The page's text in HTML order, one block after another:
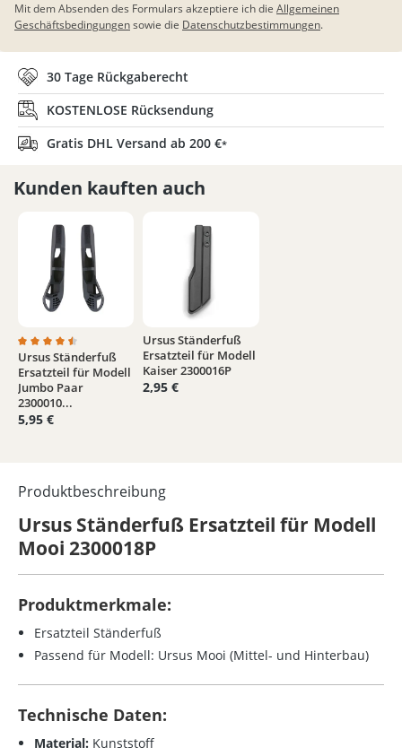
Mit dem Absenden des Formulars akzeptiere ich die Allgemeinen
Geschäftsbedingungensowie die Datenschutzbestimmungen.
30 Tage Rückgaberecht
KOSTENLOSE Rücksendung
Gratis DHL Versand ab 200 €*
Kunden kauften auch
Durchschnittliche Bewertung von 4.5 von 5 Sternen
Ursus Ständerfuß
Ersatzteil für Modell
Jumbo Paar
2300010...
5,95 €
Ursus Ständerfuß
Ersatzteil für Modell
Kaiser 2300016P
2,95 €
Produktbeschreibung
Ursus Ständerfuß Ersatzteil für Modell
Mooi 2300018P
Produktmerkmale:
Ersatzteil Ständerfuß
Passend für Modell: Ursus Mooi (Mittel- und Hinterbau)
Technische Daten:
Material: Kunststoff